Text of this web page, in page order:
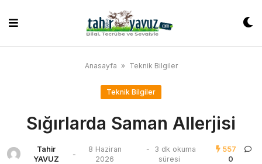
content
Anasayfa » Teknik Bilgiler
Teknik Bilgiler
Sığırlarda Saman Allerjisi
Tahir
YAVUZ
-
8 Haziran
2026
-
3 dk okuma
süresi
557
0